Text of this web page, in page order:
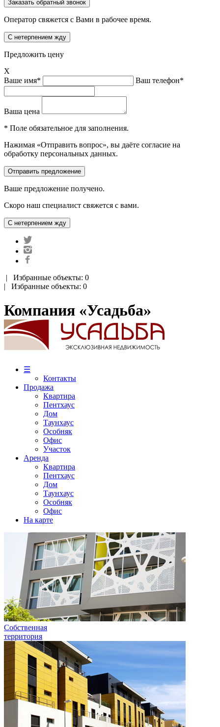
Оператор свяжется с Вами в рабочее время.
Предложить цену
X
Ваше имя*
Ваш телефон*
Ваша цена
* Поле обязательное для заполнения.
Нажимая «Отправить вопрос», вы даёте согласие на
обработку персональных данных.
Ваше предложение получено.
Скоро наш специалист свяжется с вами.
| Избранные объекты: 0
| Избранные объекты: 0
Компания «Усадьба»
☰
Контакты
Продажа
Квартира
Пентхаус
Дом
Таунхаус
Особняк
Офис
Участок
Аренда
Квартира
Пентхаус
Дом
Таунхаус
Особняк
Офис
На карте
Собственная
территория